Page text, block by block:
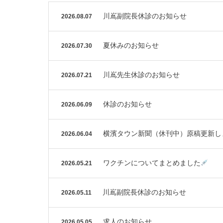
2026.08.07 川嶌副院長休診のお知らせ
2026.07.30 夏休みのお知らせ
2026.07.21 川嶌先生休診のお知らせ
2026.06.09 休診のお知らせ
2026.06.04 横濱タウン新聞（休刊中）原稿更新
2026.05.21 ワクチンについてまとめました
2026.05.11 川嶌副院長休診のお知らせ